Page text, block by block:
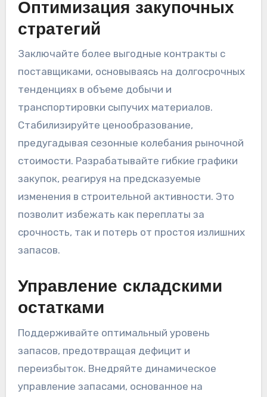
Оптимизация закупочных
стратегий
Заключайте более выгодные контракты с
поставщиками, основываясь на долгосрочных
тенденциях в объеме добычи и
транспортировки сыпучих материалов.
Стабилизируйте ценообразование,
предугадывая сезонные колебания рыночной
стоимости. Разрабатывайте гибкие графики
закупок, реагируя на предсказуемые
изменения в строительной активности. Это
позволит избежать как переплаты за
срочность, так и потерь от простоя излишних
запасов.
Управление складскими
остатками
Поддерживайте оптимальный уровень
запасов, предотвращая дефицит и
переизбыток. Внедряйте динамическое
управление запасами, основанное на